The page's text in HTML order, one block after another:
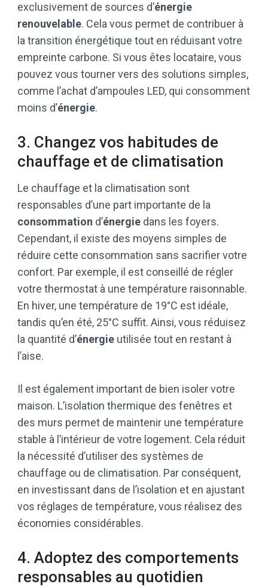
exclusivement de sources d’énergie
renouvelable. Cela vous permet de contribuer à
la transition énergétique tout en réduisant votre
empreinte carbone. Si vous êtes locataire, vous
pouvez vous tourner vers des solutions simples,
comme l’achat d’ampoules LED, qui consomment
moins d’énergie.
3. Changez vos habitudes de
chauffage et de climatisation
Le chauffage et la climatisation sont
responsables d’une part importante de la
consommation d’énergie dans les foyers.
Cependant, il existe des moyens simples de
réduire cette consommation sans sacrifier votre
confort. Par exemple, il est conseillé de régler
votre thermostat à une température raisonnable.
En hiver, une température de 19°C est idéale,
tandis qu’en été, 25°C suffit. Ainsi, vous réduisez
la quantité d’énergie utilisée tout en restant à
l’aise.
Il est également important de bien isoler votre
maison. L’isolation thermique des fenêtres et
des murs permet de maintenir une température
stable à l’intérieur de votre logement. Cela réduit
la nécessité d’utiliser des systèmes de
chauffage ou de climatisation. Par conséquent,
en investissant dans de l’isolation et en ajustant
vos réglages de température, vous réalisez des
économies considérables.
4. Adoptez des comportements
responsables au quotidien